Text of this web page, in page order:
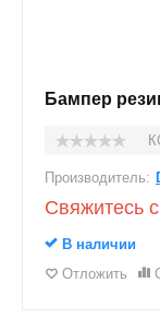
Бампер
Производитель:
Свяжитесь
В наличии
Отложить